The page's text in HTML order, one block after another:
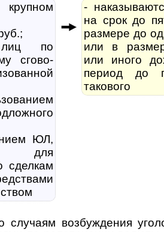
по
сго­во­
ЮЛ,
для
сделкам
-
на срок до
размере до
или в
или иного
период до
такового
случаям возбуждения